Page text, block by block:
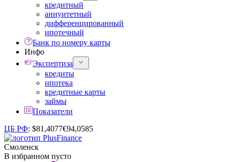
кредитный
аннуитетный
дифференцированный
ипотечный
Банк по номеру карты
Инфо
Экспертиза
кредиты
ипотека
кредитные карты
займы
Показатели
ЦБ РФ: $81,4077€94,0585
Смоленск
В избранном пусто